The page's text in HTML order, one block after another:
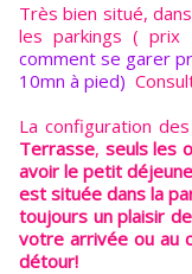
Très bien situé,
les parkings ( prix
comment se garer
10mn à pied)
La configuration
Terrasse, seuls les
avoir le petit
est située dans la
toujours un plaisir
votre arrivée ou au
détour!